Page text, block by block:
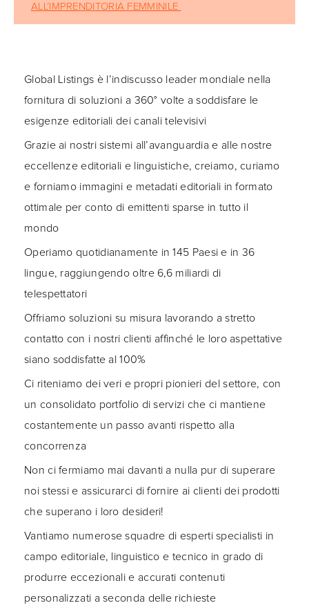
ALL’IMPRENDITORIA FEMMINILE
Global Listings è l’indiscusso leader mondiale nella
fornitura di soluzioni a 360° volte a soddisfare le
esigenze editoriali dei canali televisivi
Grazie ai nostri sistemi all’avanguardia e alle nostre
eccellenze editoriali e linguistiche, creiamo, curiamo
e forniamo immagini e metadati editoriali in formato
ottimale per conto di emittenti sparse in tutto il
mondo
Operiamo quotidianamente in 145 Paesi e in 36
lingue, raggiungendo oltre 6,6 miliardi di
telespettatori
Offriamo soluzioni su misura lavorando a stretto
contatto con i nostri clienti affinché le loro aspettative
siano soddisfatte al 100%
Ci riteniamo dei veri e propri pionieri del settore, con
un consolidato portfolio di servizi che ci mantiene
costantemente un passo avanti rispetto alla
concorrenza
Non ci fermiamo mai davanti a nulla pur di superare
noi stessi e assicurarci di fornire ai clienti dei prodotti
che superano i loro desideri!
Vantiamo numerose squadre di esperti specialisti in
campo editoriale, linguistico e tecnico in grado di
produrre eccezionali e accurati contenuti
personalizzati a seconda delle richieste